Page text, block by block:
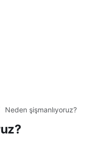
Neden şişmanlıyoruz?